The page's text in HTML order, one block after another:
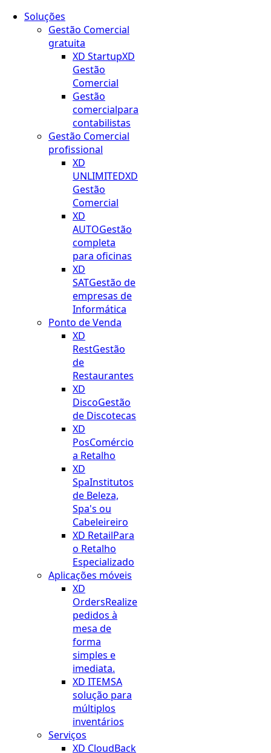
Soluções
Gestão Comercial
gratuita
XD StartupXD
Gestão
Comercial
Gestão
comercialpara
contabilistas
Gestão Comercial
profissional
XD
UNLIMITEDXD
Gestão
Comercial
XD
AUTOGestão
completa
para oficinas
XD
SATGestão de
empresas de
Informática
Ponto de Venda
XD
RestGestão
de
Restaurantes
XD
DiscoGestão
de Discotecas
XD
PosComércio
a Retalho
XD
SpaInstitutos
de Beleza,
Spa's ou
Cabeleireiro
XD RetailPara
o Retalho
Especializado
Aplicações móveis
XD
OrdersRealize
pedidos à
mesa de
forma
simples e
imediata.
XD ITEMSA
solução para
múltiplos
inventários
Serviços
XD CloudBack